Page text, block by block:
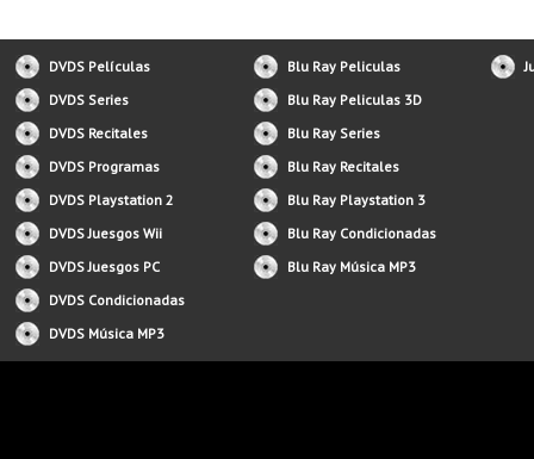
DVDS Películas
DVDS Series
DVDS Recitales
DVDS Programas
DVDS Playstation 2
DVDS Juesgos Wii
DVDS Juesgos PC
DVDS Condicionadas
DVDS Música MP3
Blu Ray Peliculas
Blu Ray Peliculas 3D
Blu Ray Series
Blu Ray Recitales
Blu Ray Playstation 3
Blu Ray Condicionadas
Blu Ray Música MP3